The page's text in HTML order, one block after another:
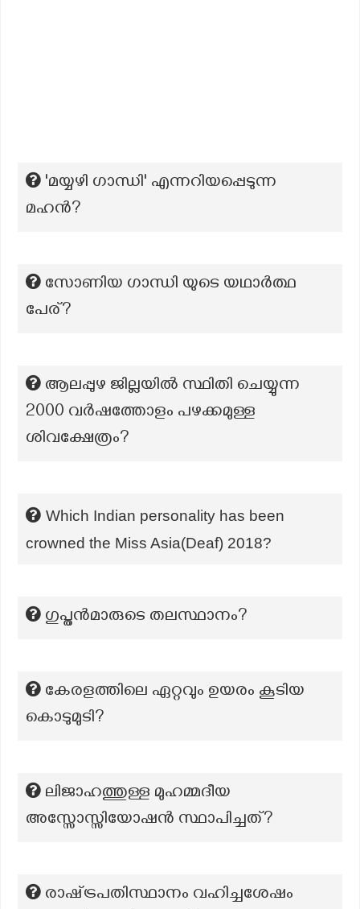
'മയ്യഴി ഗാന്ധി' എന്നറിയപ്പെടുന്ന
മഹൻ?
സോണിയ ഗാന്ധി യുടെ യഥാർത്ഥ
പേര്?
ആലപ്പുഴ ജില്ലയിൽ സ്ഥിതി ചെയ്യുന്ന
2000 വർഷത്തോളം പഴക്കമുള്ള
ശിവക്ഷേത്രം?
Which Indian personality has been
crowned the Miss Asia(Deaf) 2018?
ഗുപ്തൻമാരുടെ തലസ്ഥാനം?
കേരളത്തിലെ ഏറ്റവും ഉയരം കൂടിയ
കൊടുമുടി?
ലിജാഹത്തുള്ള മുഹമ്മദീയ
അസ്സോസ്സിയോഷന്‍ സ്ഥാപിച്ചത്?
രാഷ്‌ട്രപതിസ്ഥാനം വഹിച്ചശേഷം